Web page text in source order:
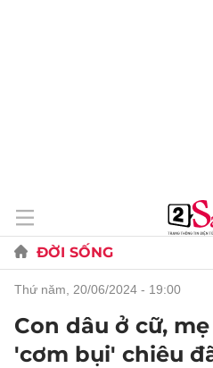
ĐỜI SỐNG
thứ năm, 20/06/2024 - 19:00
Con dâu ở cữ,
'cơm bụi' chiêu